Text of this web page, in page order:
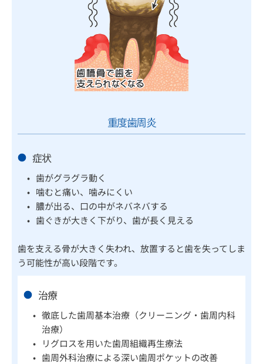
重度歯周炎
症状
歯がグラグラ動く
噛むと痛い、噛みにくい
膿が出る、口の中がネバネバする
歯ぐきが大きく下がり、歯が長く見える
歯を支える骨が大きく失われ、放置すると歯を失ってしま
う可能性が高い段階です。
治療
徹底した歯周基本治療（クリーニング・歯周内科
治療）
リグロスを用いた歯周組織再生療法
歯周外科治療による深い歯周ポケットの改善